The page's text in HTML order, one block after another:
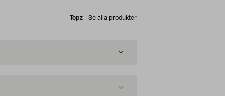
Topz - Se alla produkter